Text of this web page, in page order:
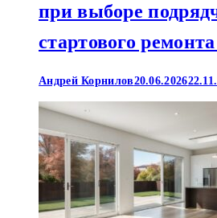
при выборе
стартового
Андрей Корнилов20.06.2026